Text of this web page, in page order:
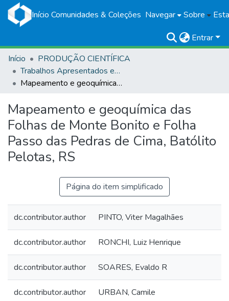
Início Comunidades & Coleções Navegar Sobre
Entrar
Início
PRODUÇÃO CIENTÍFICA
Trabalhos Apresentados em Eventos
Mapeamento e geoquímica das Folhas de Monte Bonito e Folha Passo das Pedras de Cima, Batólito Pelotas, RS
Mapeamento e geoquímica das
Folhas de Monte Bonito e Folha
Passo das Pedras de Cima, Batólito
Pelotas, RS
Página do item simplificado
dc.contributor.author PINTO, Viter Magalhães
dc.contributor.author RONCHI, Luiz Henrique
dc.contributor.author SOARES, Evaldo R
dc.contributor.author URBAN, Camile